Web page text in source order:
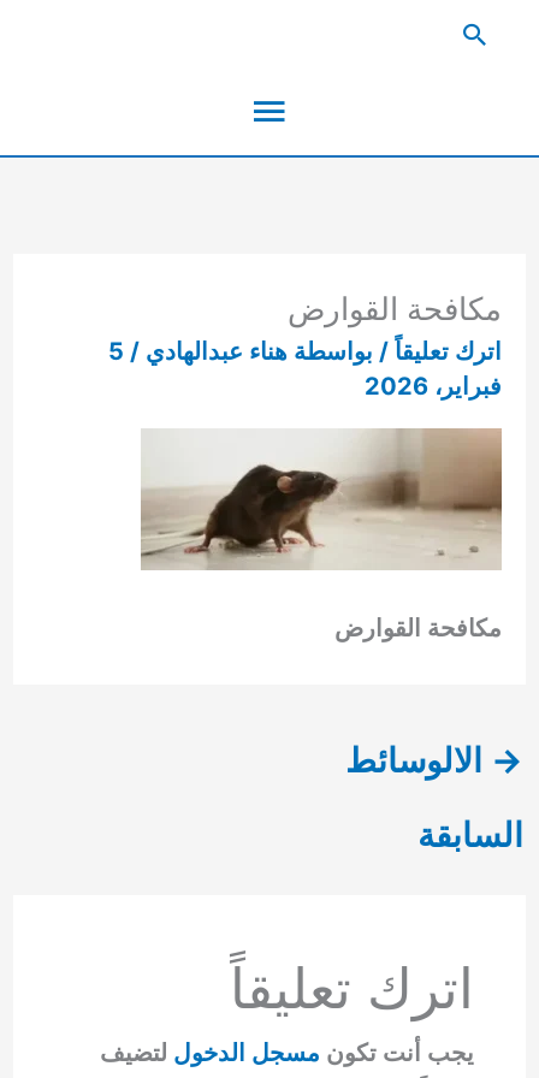
القائمة
البحث
مكافحة القوارض
اترك تعليقاً / بواسطة هناء عبدالهادي /
5
فبراير، 2026
مكافحة القوارض
→ الالوسائط
السابقة
اترك تعليقاً
يجب أنت تكون مسجل الدخول لتضيف